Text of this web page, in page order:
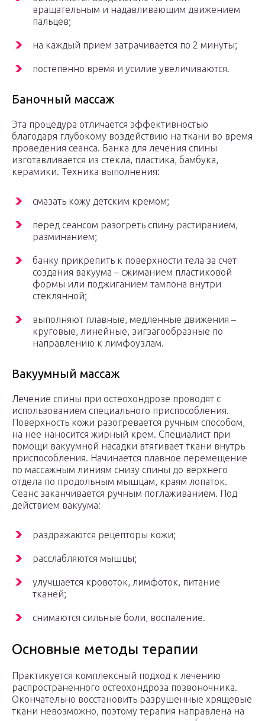
вращательным и надавливающим движением
пальцев;
на каждый прием затрачивается по 2 минуты;
постепенно время и усилие увеличиваются.
Баночный массаж
Эта процедура отличается эффективностью
благодаря глубокому воздействию на ткани во время
проведения сеанса. Банка для лечения спины
изготавливается из стекла, пластика, бамбука,
керамики. Техника выполнения:
смазать кожу детским кремом;
перед сеансом разогреть спину растиранием,
разминанием;
банку прикрепить к поверхности тела за счет
создания вакуума – сжиманием пластиковой
формы или поджиганием тампона внутри
стеклянной;
выполняют плавные, медленные движения –
круговые, линейные, зигзагообразные по
направлению к лимфоузлам.
Вакуумный массаж
Лечение спины при остеохондрозе проводят с
использованием специального приспособления.
Поверхность кожи разогревается ручным способом,
на нее наносится жирный крем. Специалист при
помощи вакуумной насадки втягивает ткани внутрь
приспособления. Начинается плавное перемещение
по массажным линиям снизу спины до верхнего
отдела по продольным мышцам, краям лопаток.
Сеанс заканчивается ручным поглаживанием. Под
действием вакуума:
раздражаются рецепторы кожи;
расслабляются мышцы;
улучшается кровоток, лимфоток, питание
тканей;
снимаются сильные боли, воспаление.
Основные методы терапии
Практикуется комплексный подход к лечению
распространенного остеохондроза позвоночника.
Окончательно восстановить разрушенные хрящевые
ткани невозможно, поэтому терапия направлена на